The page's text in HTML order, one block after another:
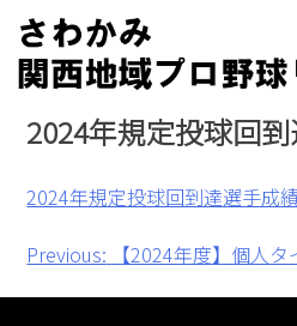
Skip
content
2024年規定投球回
2024年規定投球回到達選手成
投
稿
Previous: 【2024年度】個人